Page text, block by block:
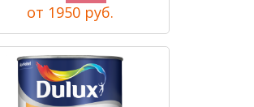
от 1950 руб.